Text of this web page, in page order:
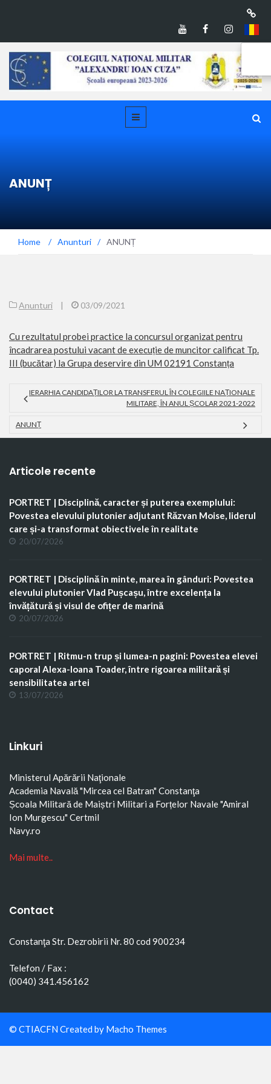
ANUNȚ
Home / Anunturi / ANUNȚ
Anunturi 03/09/2021
Cu rezultatul probei practice la concursul organizat pentru
încadrarea postului vacant de execuție de muncitor calificat Tp.
III (bucătar) la Grupa deservire din UM 02191 Constanța
IERARHIA CANDIDAȚILOR LA TRANSFERUL ÎN COLEGIILE NAȚIONALE
MILITARE, ÎN ANUL ȘCOLAR 2021-2022
ANUNȚ
Articole recente
PORTRET | Disciplină, caracter și puterea exemplului:
Povestea elevului plutonier adjutant Răzvan Moise, liderul
care și-a transformat obiectivele în realitate
20/07/2026
PORTRET | Disciplină în minte, marea în gânduri: Povestea
elevului plutonier Vlad Pușcașu, între excelența la
învățătură și visul de ofițer de marină
20/07/2026
PORTRET | Ritmu-n trup și lumea-n pagini: Povestea elevei
caporal Alexa-Ioana Toader, între rigoarea militară și
sensibilitatea artei
13/07/2026
Linkuri
Ministerul Apărării Naţionale
Academia Navală "Mircea cel Batran" Constanţa
Școala Militară de Maiștri Militari a Forțelor Navale "Amiral
Ion Murgescu" Certmil
Navy.ro
Mai multe..
Contact
Constanţa Str. Dezrobirii Nr. 80 cod 900234
Telefon / Fax :
(0040) 341.456162
© CTIACFN Created by Macho Themes